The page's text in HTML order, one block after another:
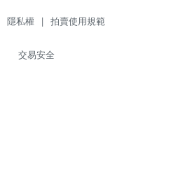
隱私權 | 拍賣使用規範
交易安全